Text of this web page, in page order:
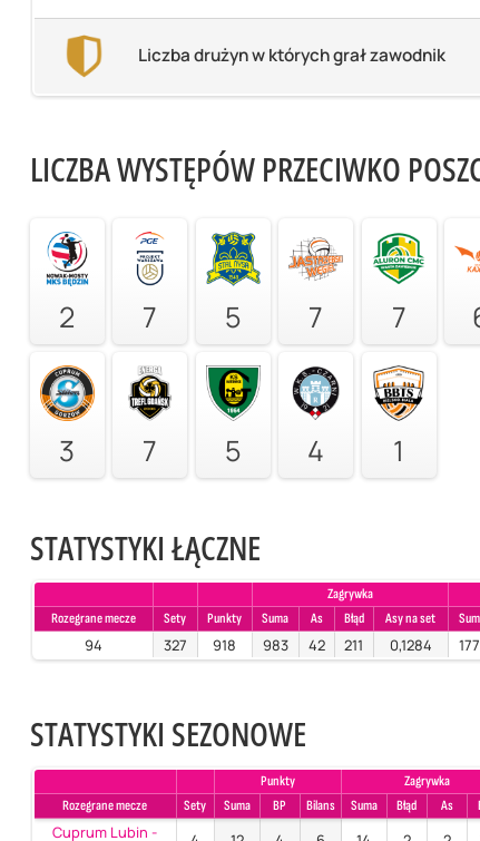
Liczba drużyn w których grał zawodnik
LICZBA WYSTĘPÓW PRZECIWKO
2 7 5 7 7
3 7 5 4 1
STATYSTYKI ŁĄCZNE
Zagrywka
Rozegrane mecze
Sety Punkty Suma As Błąd Asy na set
94 327 918 983 42 211 0,1284
STATYSTYKI SEZONOWE
Punkty Zagrywka
Rozegrane mecze
Sety Suma BP Bilans Suma Błąd As
Cuprum Lubin -